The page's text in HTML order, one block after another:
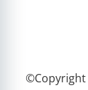
©Copyright